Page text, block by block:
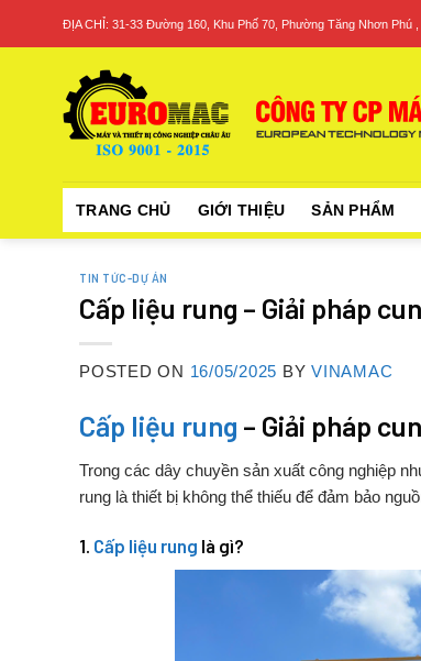
ĐỊA CHỈ: 31-33 Đường 160, Khu Phố 70, Phường Tăng Nhơn Phú ,
TRANG CHỦ GIỚI THIỆU SẢN PHẨM
TIN TỨC-DỰ ÁN
Cấp liệu rung – Giải pháp
POSTED ON 16/05/2025 BY VINAMAC
Cấp liệu rung – Giải pháp
Trong các dây chuyền sản xuất công nghiệp
rung là thiết bị không thể thiếu để đảm bảo
1. Cấp liệu rung là gì?